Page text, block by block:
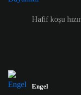
Hafif koşu
Engel